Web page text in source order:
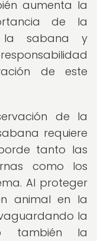
aumenta la
de la
la sabana y
de este
de la
requiere
tanto las
como los
Al proteger
animal en la
la
también la